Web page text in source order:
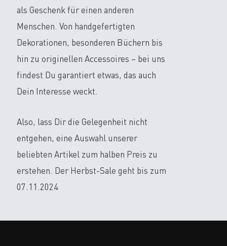
als Geschenk für einen anderen
Menschen. Von handgefertigten
Dekorationen, besonderen Büchern bis
hin zu originellen Accessoires – bei uns
findest Du garantiert etwas, das auch
Dein Interesse weckt.
Also, lass Dir die Gelegenheit nicht
entgehen, eine Auswahl unserer
beliebten Artikel zum halben Preis zu
erstehen. Der Herbst-Sale geht bis zum
07.11.2024